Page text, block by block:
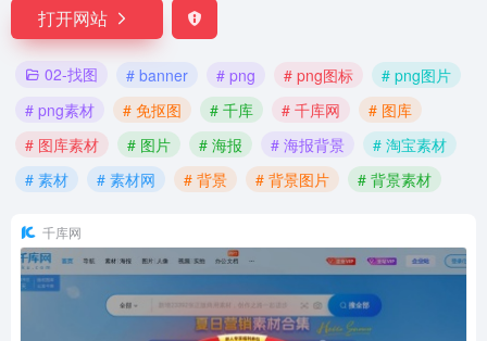
打开网站
02-找图 # banner # png # png图标
# png图片
# png素材
# 免抠图 # 千库 # 千库网
# 图库
# 图库素材
# 图片 # 海报 # 海报背景
# 淘宝素材
# 素材
# 素材网 # 背景 # 背景图片 # 背景素材
千库网